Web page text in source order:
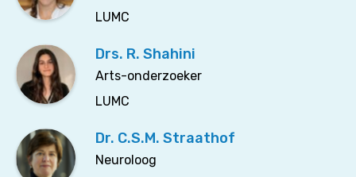
LUMC
Drs. R. Shahini
Arts-onderzoeker
LUMC
Dr. C.S.M. Straathof
Neuroloog